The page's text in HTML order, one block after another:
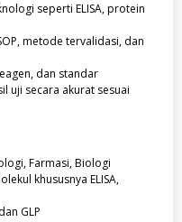
seperti ELISA, protein
metode tervalidasi, dan
dan standar
uji secara akurat sesuai
Farmasi, Biologi
khususnya ELISA,
GLP